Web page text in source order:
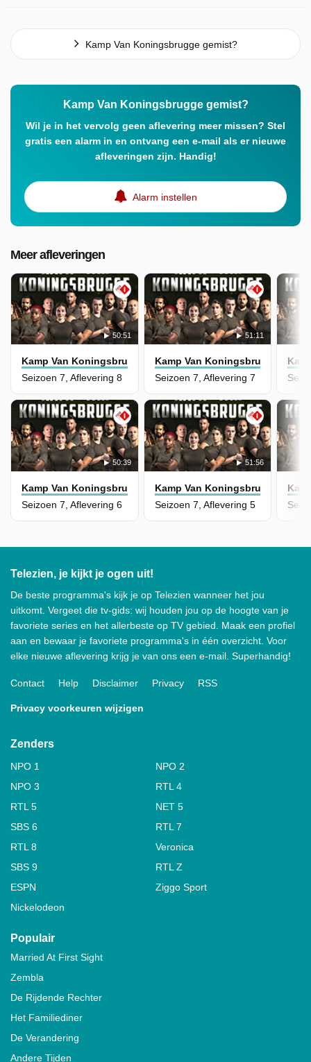
Kamp Van Koningsbrugge gemist?
Kamp Van Koningsbrugge gemist?
Wil je in het vervolg geen aflevering meer missen? Stel
gratis een alarm in en ontvang een e-mail als er nieuwe
afleveringen zijn. Handig!
Alarm instellen
Meer afleveringen
50:51
Kamp Van Koningsbrugge
Seizoen 7, Aflevering 8
51:11
Kamp Van Koningsbrugge
Seizoen 7, Aflevering 7
50:39
Kamp Van Koningsbrugge
Seizoen 7, Aflevering 6
51:56
Kamp Van Koningsbrugge
Seizoen 7, Aflevering 5
Telezien, je kijkt je ogen uit!
De beste programma's kijk je op Telezien wanneer het jou
uitkomt. Vergeet die tv-gids: wij houden jou op de hoogte van je
favoriete series en het allerbeste op TV gebied. Maak een profiel
aan en bewaar je favoriete programma's in één overzicht. Voor
elke nieuwe aflevering krijg je van ons een e-mail. Superhandig!
Contact Help Disclaimer Privacy RSS
Privacy voorkeuren wijzigen
Zenders
NPO 1
NPO 2
NPO 3
RTL 4
RTL 5
NET 5
SBS 6
RTL 7
RTL 8
Veronica
SBS 9
RTL Z
ESPN
Ziggo Sport
Nickelodeon
Populair
Married At First Sight
Zembla
De Rijdende Rechter
Het Familiediner
De Verandering
Andere Tijden